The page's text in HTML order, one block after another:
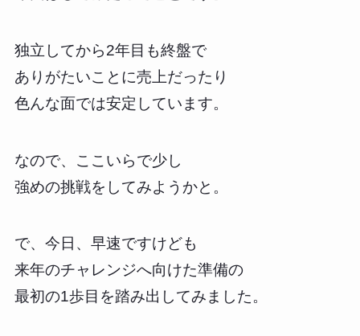
独立してから2年目も終盤で
ありがたいことに売上だったり
色んな面では安定しています。
なので、ここいらで少し
強めの挑戦をしてみようかと。
で、今日、早速ですけども
来年のチャレンジへ向けた準備の
最初の1歩目を踏み出してみました。